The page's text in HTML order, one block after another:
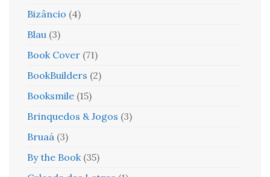
Bizâncio (4)
Blau (3)
Book Cover (71)
BookBuilders (2)
Booksmile (15)
Brinquedos & Jogos (3)
Bruaá (3)
By the Book (35)